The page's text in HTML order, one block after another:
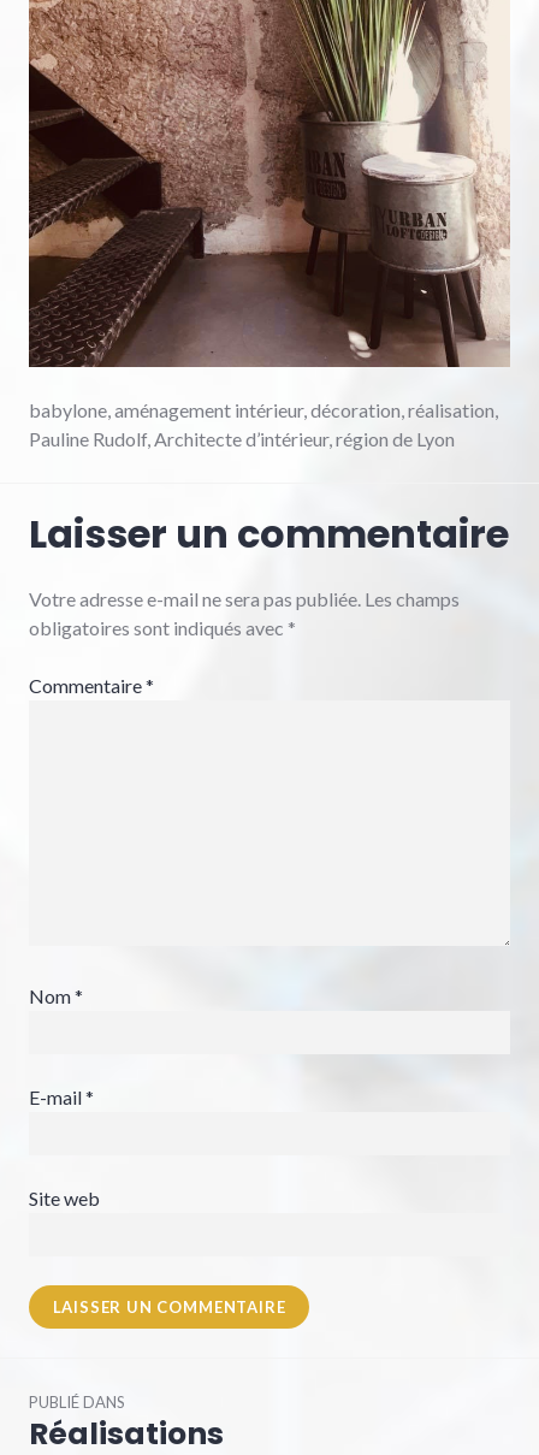
babylone, aménagement intérieur, décoration, réalisation,
Pauline Rudolf, Architecte d’intérieur, région de Lyon
Laisser un commentaire
Votre adresse e-mail ne sera pas publiée. Les champs
obligatoires sont indiqués avec *
Commentaire*
Nom*
E-mail*
Site web
dePUBLIÉ DANS
Réalisations